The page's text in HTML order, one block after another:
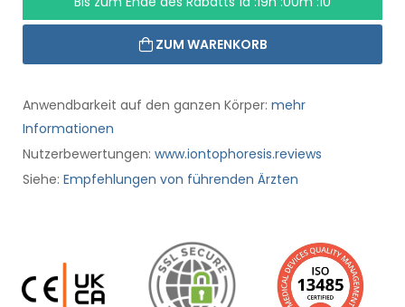
ZUM WARENKORB
Anwendbarkeit auf den ganzen Körper: mehr
Informationen
Nutzerbewertungen: www.iontophoresis.reviews
Siehe: Empfehlungen von führenden Ärzten